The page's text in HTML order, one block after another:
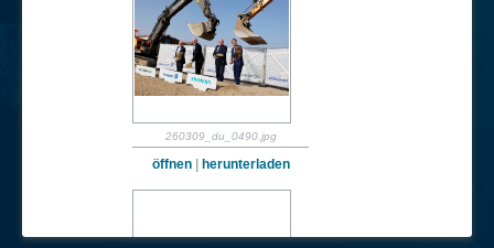
260309_du_0490.jpg
öffnen| herunterladen